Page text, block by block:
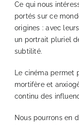
Ce qui nous
portés sur ce
origines : avec
un portrait pluriel
subtilité.
Le cinéma permet
mortifère et
continu des
Nous pourrons en